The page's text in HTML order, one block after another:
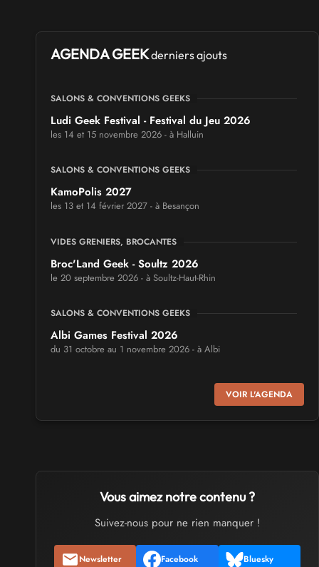
AGENDA GEEKderniers ajouts
SALONS & CONVENTIONS GEEKS
Ludi Geek Festival - Festival du Jeu 2026
les 14 et 15 novembre 2026 - à Halluin
SALONS & CONVENTIONS GEEKS
KamoPolis 2027
les 13 et 14 février 2027 - à Besançon
VIDES GRENIERS, BROCANTES
Broc'Land Geek - Soultz 2026
le 20 septembre 2026 - à Soultz-Haut-Rhin
SALONS & CONVENTIONS GEEKS
Albi Games Festival 2026
du 31 octobre au 1 novembre 2026 - à Albi
Virtual Calais - salon du jeu vidéo et des loisirs
numériques 2026
SALONS & CONVENTIONS GEEKS
Trolls et Légendes 2027
CULTURE JAPONAISE ET OTAKU
VOIR L'AGENDA
Vous aimez notre contenu ?
Suivez-nous pour ne rien manquer !
Newsletter Facebook Bluesky